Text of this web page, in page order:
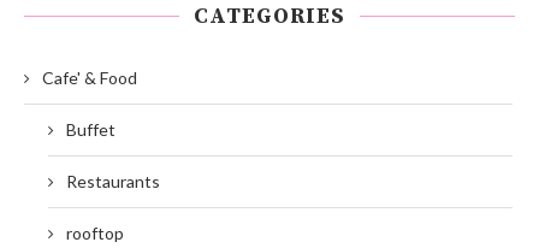
CATEGORIES
Cafe' & Food
Buffet
Restaurants
rooftop